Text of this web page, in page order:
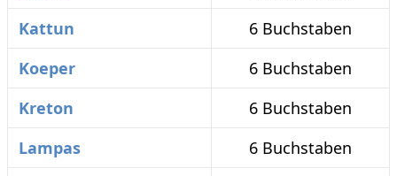
Kattun
6 Buchstaben
Koeper
6 Buchstaben
Kreton
6 Buchstaben
Lampas
6 Buchstaben